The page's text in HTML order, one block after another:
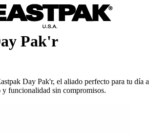
Pak'r
Day Pak'r, el aliado perfecto para tu día a
funcionalidad sin compromisos.